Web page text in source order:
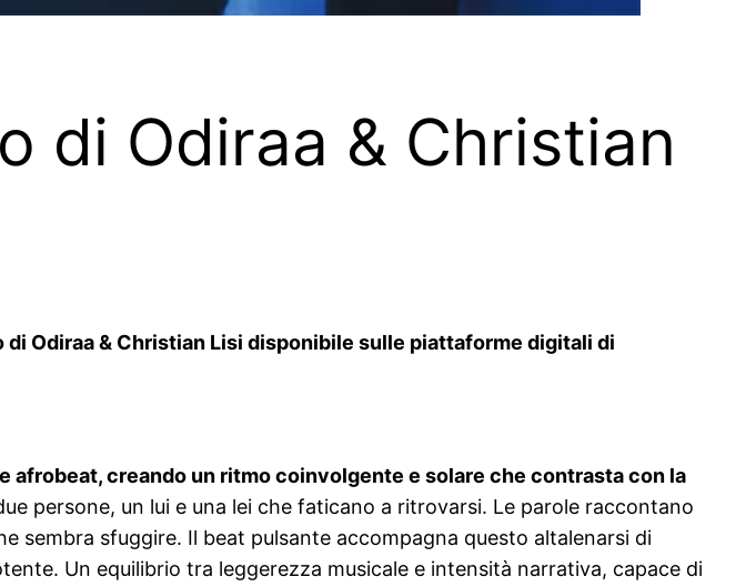
di Odiraa & Christian
di Odiraa & Christian Lisi disponibile sulle piattaforme digitali di
afrobeat, creando un ritmo coinvolgente e solare che contrasta con la
persone, un lui e una lei che faticano a ritrovarsi. Le parole raccontano
sembra sfuggire. Il beat pulsante accompagna questo altalenarsi di
Un equilibrio tra leggerezza musicale e intensità narrativa, capace di